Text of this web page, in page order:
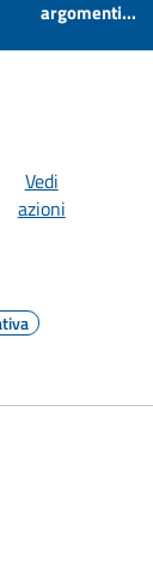
argomenti...
Vedi
azioni